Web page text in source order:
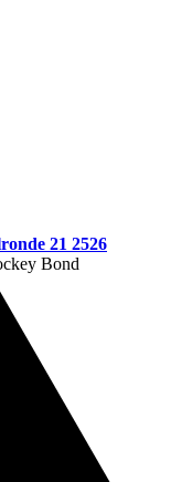
21 2526
Bond